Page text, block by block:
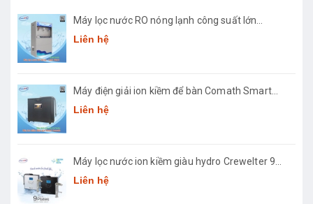
Máy lọc nước RO nóng lạnh công suất lớn
Comath CM2681-50
Liên hệ
Máy điện giải ion kiềm để bàn Comath Smart
CM-3668
Liên hệ
Máy lọc nước ion kiềm giàu hydro Crewelter 9
Hàn Quốc
Liên hệ